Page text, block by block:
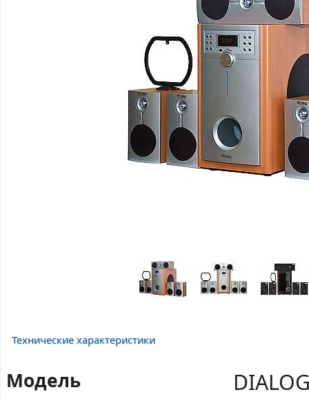
Технические характеристики
Модель